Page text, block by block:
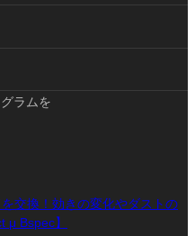
ラムを
交換！効きの変化やダストの
μ Bspec】